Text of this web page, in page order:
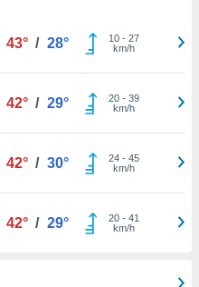
43° / 28° 10- 27
km/h
42° / 29° 20- 39
km/h
42° / 30° 24- 45
km/h
42° / 29° 20- 41
km/h